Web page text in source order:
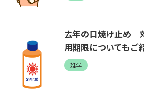
去年の日焼け止め
用期限についてもご
雑学